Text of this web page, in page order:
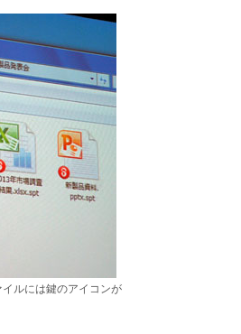
ルには鍵のアイコンが